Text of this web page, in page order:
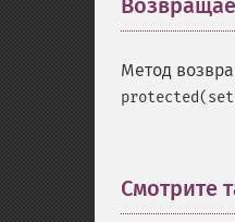
Метод
Смотрите